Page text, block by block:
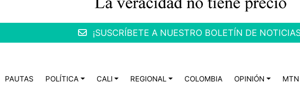
¡SUSCRÍBETE A NUESTRO BOLETÍN DE
PAUTAS POLÍTICA CALI REGIONAL COLOMBIA OPINIÓN MTN